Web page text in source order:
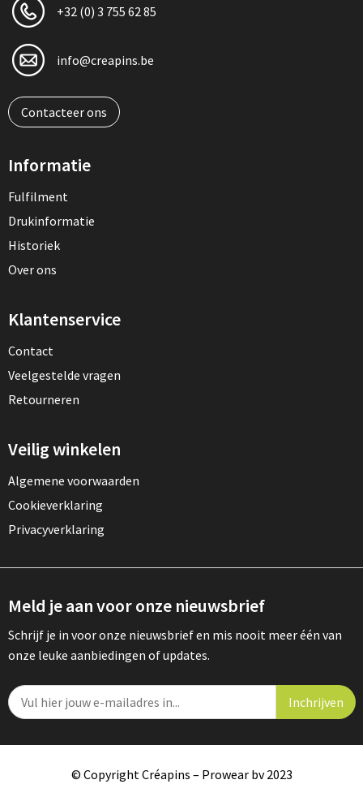
+32 (0) 3 755 62 85
info@creapins.be
Contacteer ons
Informatie
Fulfilment
Drukinformatie
Historiek
Over ons
Klantenservice
Contact
Veelgestelde vragen
Retourneren
Veilig winkelen
Algemene voorwaarden
Cookieverklaring
Privacyverklaring
Meld je aan voor onze nieuwsbrief
Schrijf je in voor onze nieuwsbrief en mis nooit meer één van
onze leuke aanbiedingen of updates.
© Copyright Créapins – Prowear bv 2023